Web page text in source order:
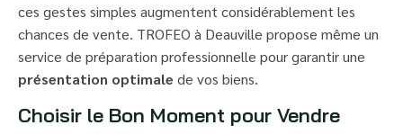
ces gestes simples augmentent considérablement les
chances de vente. TROFEO à Deauville propose même un
service de préparation professionnelle pour garantir une
présentation optimale de vos biens.
Choisir le Bon Moment pour Vendre